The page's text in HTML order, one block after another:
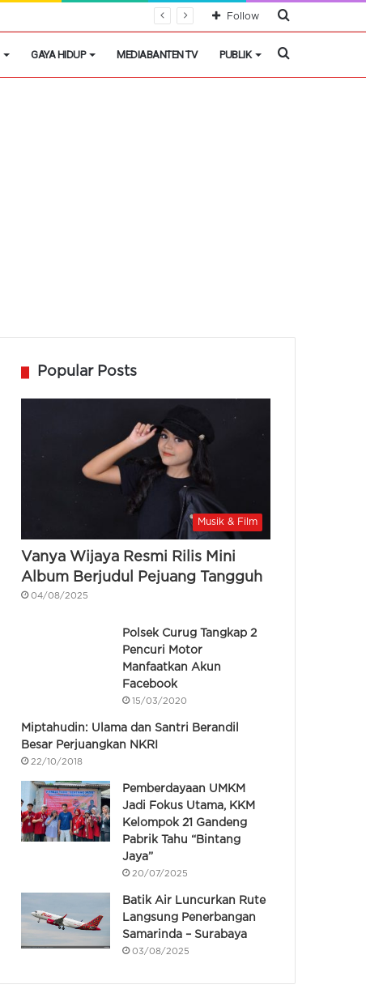
Cari
Follow
GAYA HIDUP MEDIABANTEN TV PUBLIK Cari
Popular Posts
Musik & Film
Vanya Wijaya Resmi Rilis Mini
Album Berjudul Pejuang Tangguh
04/08/2025
Polsek Curug Tangkap 2
Pencuri Motor
Manfaatkan Akun
Facebook
15/03/2020
Miptahudin: Ulama dan Santri Berandil
Besar Perjuangkan NKRI
22/10/2018
Pemberdayaan UMKM
Jadi Fokus Utama, KKM
Kelompok 21 Gandeng
Pabrik Tahu “Bintang
Jaya”
20/07/2025
Batik Air Luncurkan Rute
Langsung Penerbangan
Samarinda – Surabaya
03/08/2025